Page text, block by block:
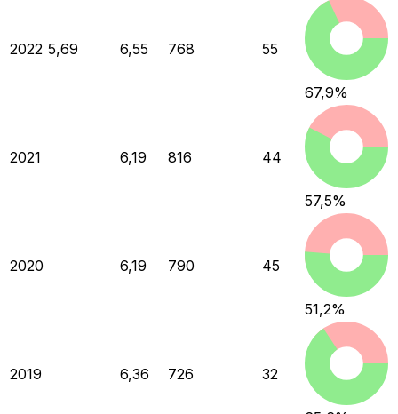
2022 5,69 6,55 768 55
67,9%
2021 6,19 816 44
57,5%
2020 6,19 790 45
51,2%
2019 6,36 726 32